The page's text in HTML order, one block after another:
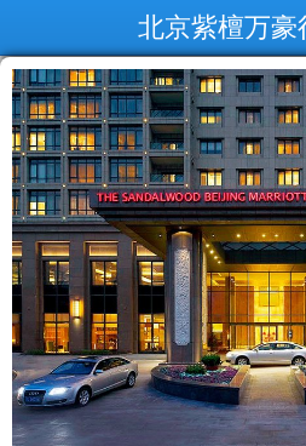
北京紫檀万豪